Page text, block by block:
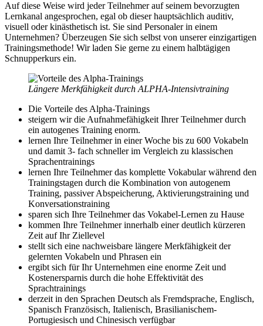
Auf diese Weise wird jeder Teilnehmer auf seinem bevorzugten
Lernkanal angesprochen, egal ob dieser hauptsächlich auditiv,
visuell oder kinästhetisch ist. Sie sind Personaler in einem
Unternehmen? Überzeugen Sie sich selbst von unserer einzigartigen
Trainingsmethode! Wir laden Sie gerne zu einem halbtägigen
Schnupperkurs ein.
Längere Merkfähigkeit durch ALPHA-Intensivtraining
Die Vorteile des Alpha-Trainings
steigern wir die Aufnahmefähigkeit Ihrer Teilnehmer durch
ein autogenes Training enorm.
lernen Ihre Teilnehmer in einer Woche bis zu 600 Vokabeln
und damit 3- fach schneller im Vergleich zu klassischen
Sprachentrainings
lernen Ihre Teilnehmer das komplette Vokabular während den
Trainingstagen durch die Kombination von autogenem
Training, passiver Abspeicherung, Aktivierungstraining und
Konversationstraining
sparen sich Ihre Teilnehmer das Vokabel-Lernen zu Hause
kommen Ihre Teilnehmer innerhalb einer deutlich kürzeren
Zeit auf Ihr Ziellevel
stellt sich eine nachweisbare längere Merkfähigkeit der
gelernten Vokabeln und Phrasen ein
ergibt sich für Ihr Unternehmen eine enorme Zeit und
Kostenersparnis durch die hohe Effektivität des
Sprachtrainings
derzeit in den Sprachen Deutsch als Fremdsprache, Englisch,
Spanisch Französisch, Italienisch, Brasilianischem-
Portugiesisch und Chinesisch verfügbar